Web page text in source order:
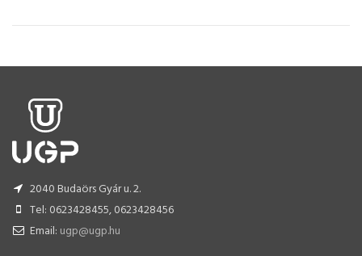
2040 Budaörs Gyár u. 2.
Tel: 0623428455, 0623428456
Email: ugp@ugp.hu